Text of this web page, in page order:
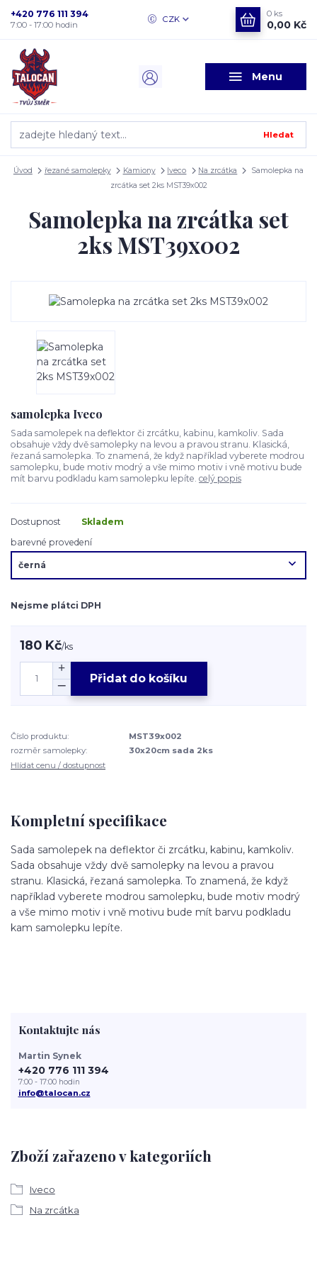
Menu
CZK
Hledat
+420 776 111 394
7:00 - 17:00 hodin
0 ks
0,00 Kč
Úvod řezané samolepky Kamiony Iveco Na zrcátka
Samolepka na
zrcátka set 2ks MST39x002
Samolepka na zrcátka set
2ks MST39x002
samolepka Iveco
Sada samolepek na deflektor či zrcátku, kabinu, kamkoliv. Sada
obsahuje vždy dvě samolepky na levou a pravou stranu. Klasická,
řezaná samolepka. To znamená, že když například vyberete modrou
samolepku, bude motiv modrý a vše mimo motiv i vně motivu bude
mít barvu podkladu kam samolepku lepíte. celý popis
Dostupnost
Skladem
barevné provedení
Nejsme plátci DPH
180 Kč/ks
Přidat do košíku
Číslo produktu:
MST39x002
rozměr samolepky:
30x20cm sada 2ks
Hlídat cenu / dostupnost
Kompletní specifikace
Sada samolepek na deflektor či zrcátku, kabinu, kamkoliv.
Sada obsahuje vždy dvě samolepky na levou a pravou
stranu. Klasická, řezaná samolepka. To znamená, že když
například vyberete modrou samolepku, bude motiv modrý
a vše mimo motiv i vně motivu bude mít barvu podkladu
kam samolepku lepíte.
Zboží zařazeno v kategoriích
Iveco
Na zrcátka
Kontaktujte nás
Martin Synek
+420 776 111 394
7:00 - 17:00 hodin
info@talocan.cz